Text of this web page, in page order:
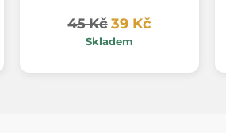
45 Kč 39 Kč
Skladem